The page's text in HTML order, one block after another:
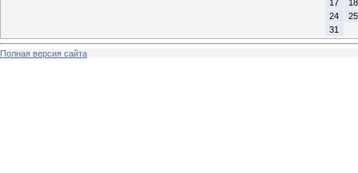
17
18
24
25
31
Полная версия сайта